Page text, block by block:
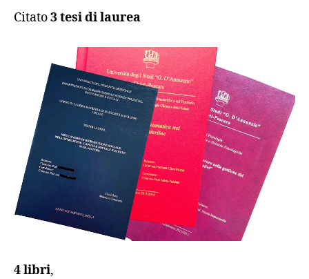
Citato3 tesi di laurea
4 libri,